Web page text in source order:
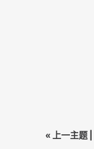
« 上一主题|